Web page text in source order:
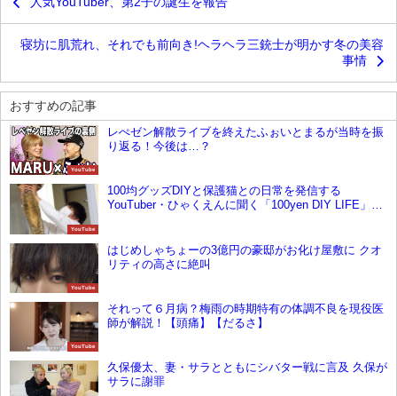
寝坊に肌荒れ、それでも前向き!ヘラヘラ三銃士が明かす冬の美容
事情
おすすめの記事
YouTube
レぺゼン解散ライブを終えたふぉいとまるが当時を振
り返る！今後は…？
YouTube
100均グッズDIYと保護猫との日常を発信する
YouTuber・ひゃくえんに聞く「100yen DIY LIFE」チ
YouTube
はじめしゃちょーの3億円の豪邸がお化け屋敷に クオ
リティの高さに絶叫
YouTube
それって６月病？梅雨の時期特有の体調不良を現役医
師が解説！【頭痛】【だるさ】
久保優太、妻・サラとともにシバター戦に言及 久保が
サラに謝罪